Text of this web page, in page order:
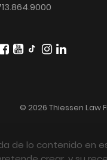
© 2026 Thiessen Law
de lo contenido en